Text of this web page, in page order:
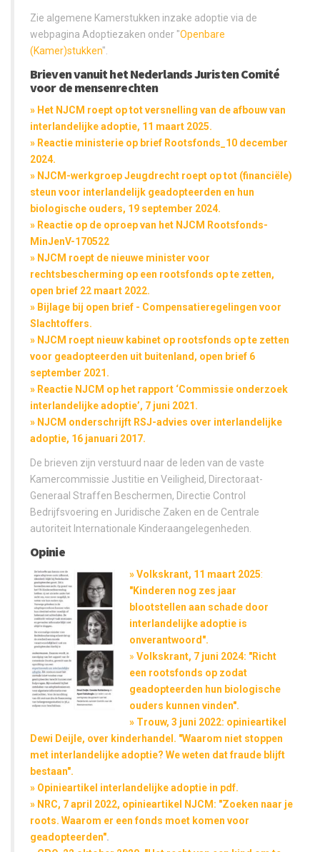
Zie algemene Kamerstukken inzake adoptie via de
webpagina Adoptiezaken onder "Openbare
(Kamer)stukken".
Brieven vanuit het Nederlands Juristen Comité
voor de mensenrechten
» Het NJCM roept op tot versnelling van de afbouw van
interlandelijke adoptie, 11 maart 2025.
» Reactie ministerie op brief Rootsfonds_10 december
2024.
» NJCM-werkgroep Jeugdrecht roept op tot (financiële)
steun voor interlandelijk geadopteerden en hun
biologische ouders, 19 september 2024.
» Reactie op de oproep van het NJCM Rootsfonds-
MinJenV-170522
» NJCM roept de nieuwe minister voor
rechtsbescherming op een rootsfonds op te zetten,
open brief 22 maart 2022.
» Bijlage bij open brief - Compensatieregelingen voor
Slachtoffers.
» NJCM roept nieuw kabinet op rootsfonds op te zetten
voor geadopteerden uit buitenland, open brief 6
september 2021.
» Reactie NJCM op het rapport ‘Commissie onderzoek
interlandelijke adoptie’, 7 juni 2021.
» NJCM onderschrijft RSJ-advies over interlandelijke
adoptie, 16 januari 2017.
De brieven zijn verstuurd naar de leden van de vaste
Kamercommissie Justitie en Veiligheid, Directoraat-
Generaal Straffen Beschermen, Directie Control
Bedrijfsvoering en Juridische Zaken en de Centrale
autoriteit Internationale Kinderaangelegenheden.
Opinie
»Volkskrant, 11 maart 2025:
"Kinderen nog zes jaar
blootstellen aan schade door
interlandelijke adoptie is
onverantwoord".
» Volkskrant, 7 juni 2024: "Richt
een rootsfonds op zodat
geadopteerden hun biologische
ouders kunnen vinden".
» Trouw, 3 juni 2022: opinieartikel
Dewi Deijle, over kinderhandel. "Waarom niet stoppen
met interlandelijke adoptie? We weten dat fraude blijft
bestaan".
» Opinieartikel interlandelijke adoptie in pdf.
» NRC, 7 april 2022, opinieartikel NJCM: "Zoeken naar je
roots. Waarom er een fonds moet komen voor
geadopteerden".